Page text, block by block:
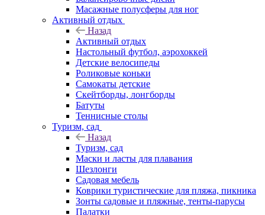
Масажные полусферы для ног
Активный отдых
Назад
Активный отдых
Настольный футбол, аэрохоккей
Детские велосипеды
Роликовые коньки
Самокаты детские
Скейтборды, лонгборды
Батуты
Теннисные столы
Туризм, сад
Назад
Туризм, сад
Маски и ласты для плавания
Шезлонги
Садовая мебель
Коврики туристические для пляжа, пикника
Зонты садовые и пляжные, тенты-парусы
Палатки